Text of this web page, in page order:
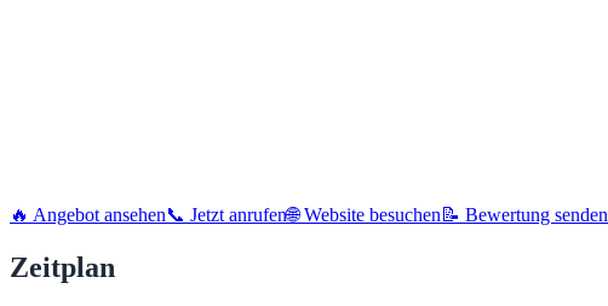
🔥 Angebot ansehen📞 Jetzt anrufen🌐 Website besuchen 📝 Bewertung senden
Zeitplan